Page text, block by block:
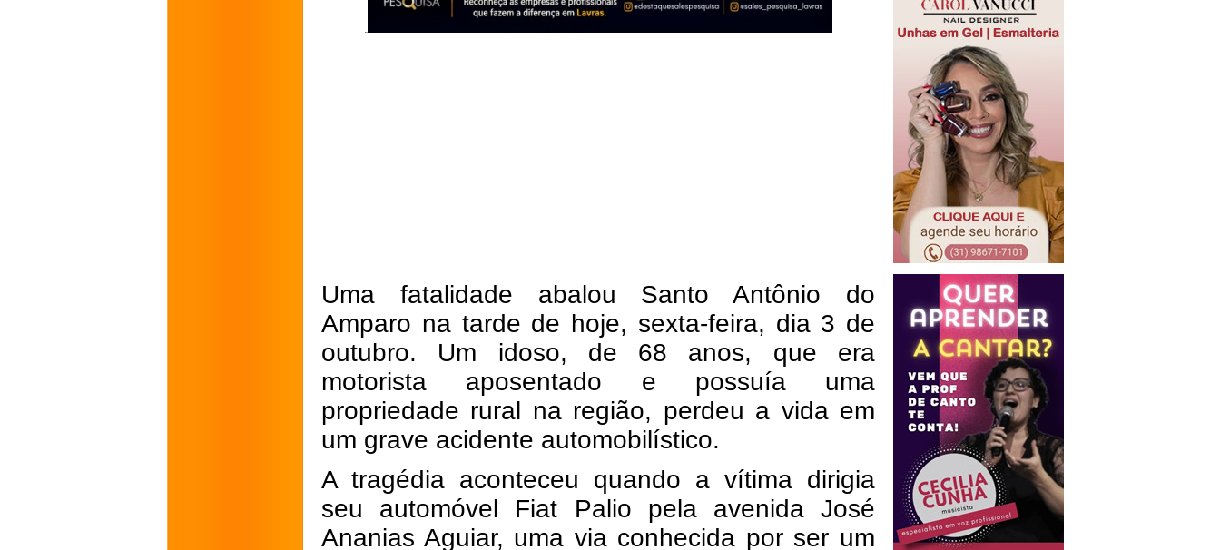
Uma fatalidade abalou Santo Antônio do
Amparo na tarde de hoje, sexta-feira, dia 3 de
outubro. Um idoso, de 68 anos, que era
motorista aposentado e possuía uma
propriedade rural na região, perdeu a vida em
um grave acidente automobilístico.
A tragédia aconteceu quando a vítima dirigia
seu automóvel Fiat Palio pela avenida José
Ananias Aguiar, uma via conhecida por ser um